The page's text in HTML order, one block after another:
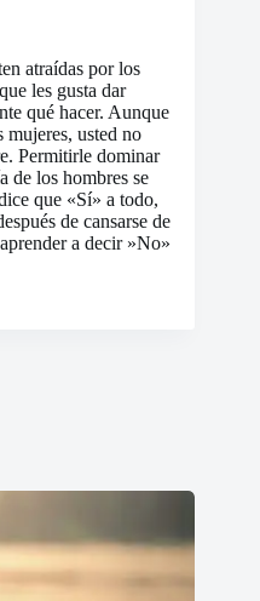
atraídas por los
les gusta dar
qué hacer. Aunque
mujeres, usted no
Permitirle dominar
de los hombres se
que «Sí» a todo,
de cansarse de
a decir »No»